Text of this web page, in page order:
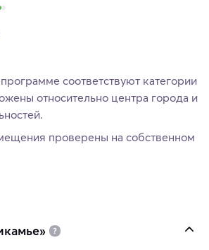
соответствуют категории
относительно центра города и
проверены на собственном